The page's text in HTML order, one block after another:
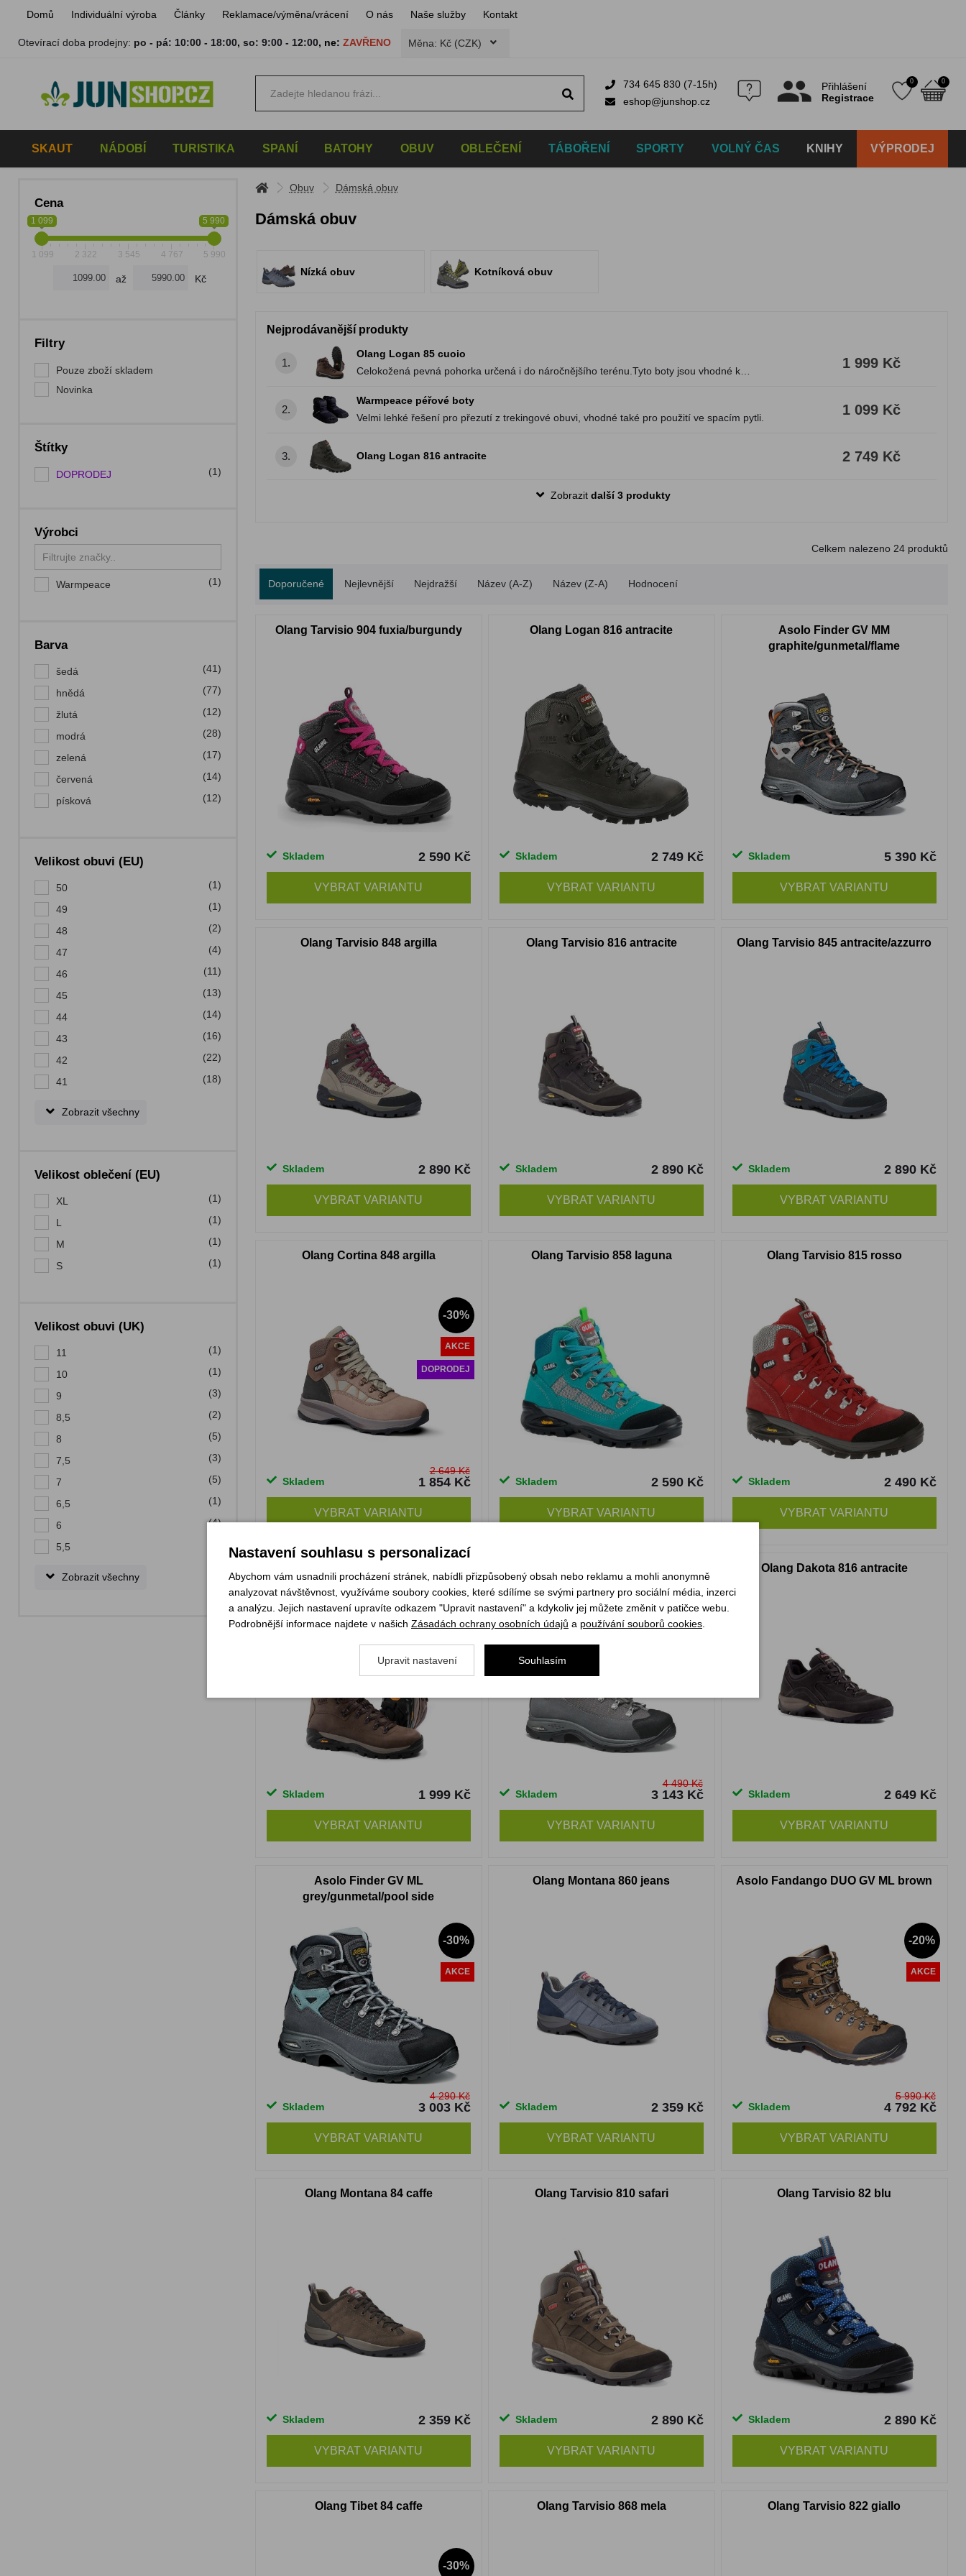
Domů Individuální výroba Články Reklamace/výměna/vrácení O nás Naše služby Kontakt
Otevírací doba prodejny: po - pá: 10:00 - 18:00,so: 9:00 - 12:00, ne: ZAVŘENO Měna: Kč (CZK)
734 645 830 (7-15h)
eshop@junshop.cz
Přihlášení
Registrace
0 0
SKAUT NÁDOBÍ TURISTIKA SPANÍ BATOHY OBUV OBLEČENÍ TÁBOŘENÍ SPORTY VOLNÝ ČAS KNIHY VÝPRODEJ
Cena
1 099 5 990
1 099 2 322 3 545 4 767 5 990
až Kč
Filtry
Pouze zboží skladem
Novinka
Štítky
DOPRODEJ (1)
Výrobci
Warmpeace (1)
Barva
šedá (41)
hnědá (77)
žlutá (12)
modrá (28)
zelená (17)
červená (14)
písková (12)
Velikost obuvi (EU)
50 (1)
49 (1)
48 (2)
47 (4)
46 (11)
45 (13)
44 (14)
43 (16)
42 (22)
41 (18)
Zobrazit všechny
Velikost oblečení (EU)
XL (1)
L (1)
M (1)
S (1)
Velikost obuvi (UK)
11 (1)
10 (1)
9 (3)
8,5 (2)
8 (5)
7,5 (3)
7 (5)
6,5 (1)
6 (4)
5,5
Zobrazit všechny
Obuv Dámská obuv
Dámská obuv
Nízká obuv Kotníková obuv
Nejprodávanější produkty
1.
Olang Logan 85 cuoio
Celokožená pevná pohorka určená i do náročnějšího terénu.Tyto boty jsou vhodné k
1 999 Kč
2.
Warmpeace péřové boty
Velmi lehké řešení pro přezutí z trekingové obuvi, vhodné také pro použití ve spacím pytli.
1 099 Kč
3. Olang Logan 816 antracite 2 749 Kč
Zobrazitdalší 3 produkty
Celkem nalezeno 24produktů
Doporučené Nejlevnější Nejdražší Název (A-Z) Název (Z-A) Hodnocení
Olang Tarvisio 904 fuxia/burgundy
Skladem 2 590 Kč
VYBRAT VARIANTU
Olang Logan 816 antracite
Skladem 2 749 Kč
VYBRAT VARIANTU
Asolo Finder GV MM
graphite/gunmetal/flame
Skladem 5 390 Kč
VYBRAT VARIANTU
Olang Tarvisio 848 argilla
Skladem 2 890 Kč
VYBRAT VARIANTU
Olang Tarvisio 816 antracite
Skladem 2 890 Kč
VYBRAT VARIANTU
Olang Tarvisio 845 antracite/azzurro
Skladem 2 890 Kč
VYBRAT VARIANTU
Olang Cortina 848 argilla
-30%
AKCE
DOPRODEJ
Skladem
2 649 Kč
1 854 Kč
VYBRAT VARIANTU
Olang Tarvisio 858 laguna
Skladem 2 590 Kč
VYBRAT VARIANTU
Olang Tarvisio 815 rosso
Skladem 2 490 Kč
VYBRAT VARIANTU
Skladem 1 999 Kč
VYBRAT VARIANTU
-30%
Skladem
4 490 Kč
3 143 Kč
VYBRAT VARIANTU
Olang Dakota 816 antracite
Skladem 2 649 Kč
VYBRAT VARIANTU
Asolo Finder GV ML
grey/gunmetal/pool side
-30%
AKCE
Skladem
4 290 Kč
3 003 Kč
VYBRAT VARIANTU
Olang Montana 860 jeans
Skladem 2 359 Kč
VYBRAT VARIANTU
Asolo Fandango DUO GV ML brown
-20%
AKCE
Skladem
5 990 Kč
4 792 Kč
VYBRAT VARIANTU
Olang Montana 84 caffe
Skladem 2 359 Kč
VYBRAT VARIANTU
Olang Tarvisio 810 safari
Skladem 2 890 Kč
VYBRAT VARIANTU
Olang Tarvisio 82 blu
Skladem 2 890 Kč
VYBRAT VARIANTU
Olang Tibet 84 caffe
-30%
Olang Tarvisio 868 mela Olang Tarvisio 822 giallo
Nastavení souhlasu s personalizací
Abychom vám usnadnili procházení stránek, nabídli přizpůsobený obsah nebo reklamu a mohli anonymně
analyzovat návštěvnost, využíváme soubory cookies, které sdílíme se svými partnery pro sociální média, inzerci
a analýzu. Jejich nastavení upravíte odkazem "Upravit nastavení" a kdykoliv jej můžete změnit v patičce webu.
Podrobnější informace najdete v našich Zásadách ochrany osobních údajů a používání souborů cookies
Upravit nastavení Souhlasím